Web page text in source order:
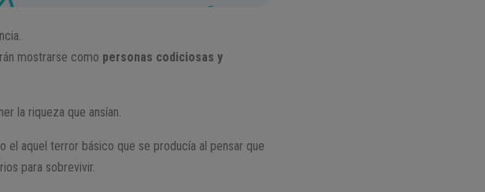
mostrarse como personas codiciosas y
la riqueza que ansían.
el aquel terror básico que se producía al pensar que
para sobrevivir.